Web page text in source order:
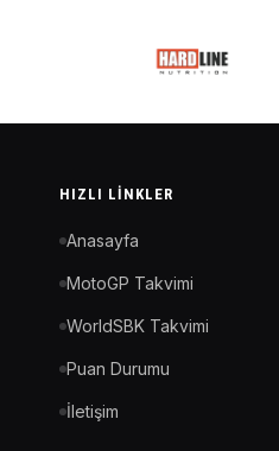
HIZLI LINKLER
Anasayfa
MotoGP Takvimi
WorldSBK Takvimi
Puan Durumu
İletişim